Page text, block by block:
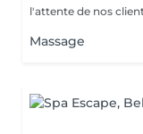
l'attente de nos
Massage